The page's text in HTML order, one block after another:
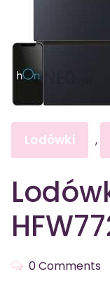
Lodówki ,
0 Comments